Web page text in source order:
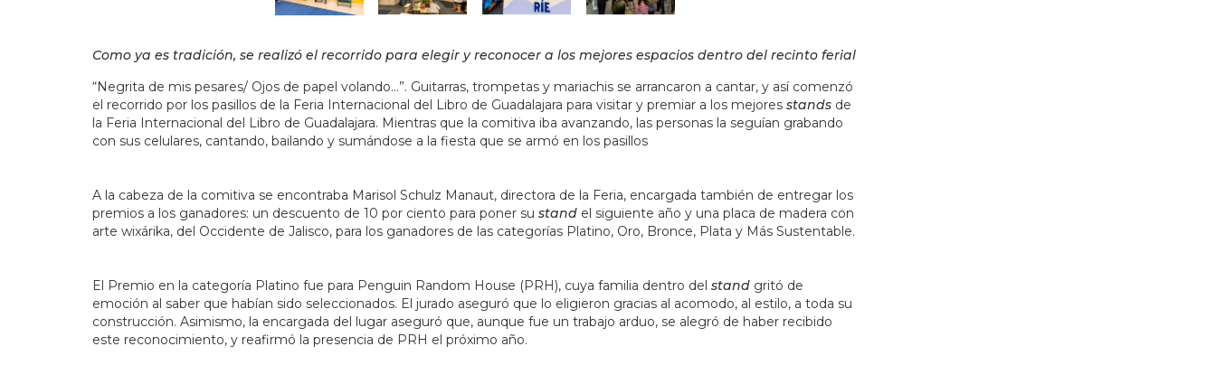
Como ya es tradición, se realizó el recorrido para elegir y reconocer a los mejores espacios dentro del recinto ferial
“Negrita de mis pesares/ Ojos de papel volando…”. Guitarras, trompetas y mariachis se arrancaron a cantar, y así comenzó
el recorrido por los pasillos de la Feria Internacional del Libro de Guadalajara para visitar y premiar a los mejores stands de
la Feria Internacional del Libro de Guadalajara. Mientras que la comitiva iba avanzando, las personas la seguían grabando
con sus celulares, cantando, bailando y sumándose a la fiesta que se armó en los pasillos
A la cabeza de la comitiva se encontraba Marisol Schulz Manaut, directora de la Feria, encargada también de entregar los
premios a los ganadores: un descuento de 10 por ciento para poner su stand el siguiente año y una placa de madera con
arte wixárika, del Occidente de Jalisco, para los ganadores de las categorías Platino, Oro, Bronce, Plata y Más Sustentable.
El Premio en la categoría Platino fue para Penguin Random House (PRH), cuya familia dentro del stand gritó de
emoción al saber que habían sido seleccionados. El jurado aseguró que lo eligieron gracias al acomodo, al estilo, a toda su
construcción. Asimismo, la encargada del lugar aseguró que, aunque fue un trabajo arduo, se alegró de haber recibido
este reconocimiento, y reafirmó la presencia de PRH el próximo año.